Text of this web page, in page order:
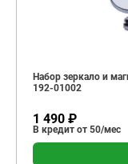
Набор зеркало и
192-01002
1 490 ₽
В кредит от 50/мес